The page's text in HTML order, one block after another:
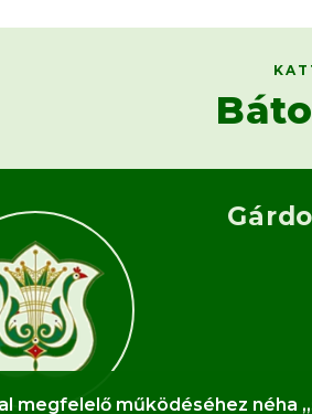
megfelelő működéséhez néha